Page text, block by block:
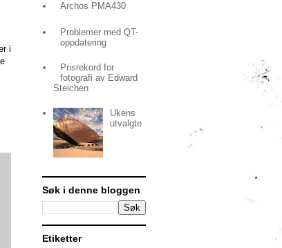
i
Archos PMA430
Problemer med QT-
oppdatering
Prisrekord for
fotografi av Edward
Steichen
Ukens
utvalgte
Søk i denne bloggen
Etiketter